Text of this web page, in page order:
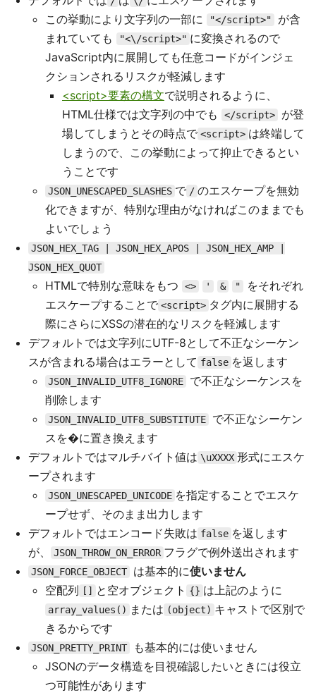
この挙動により文字列の一部に
"</script>"
が含
まれていても
"<\/script>" に変換されるので
JavaScript内に展開しても任意コードがインジェ
クションされるリスクが軽減します
<script>要素の構文で説明されるように、
HTML仕様では文字列の中でも
</script>
が登
場してしまうとその時点で <script> は終端して
しまうので、この挙動によって抑止できるとい
うことです
JSON_UNESCAPED_SLASHES で / のエスケープを無効
化できますが、特別な理由がなければこのままでも
よいでしょう
JSON_HEX_TAG | JSON_HEX_APOS | JSON_HEX_AMP |
JSON_HEX_QUOT
HTMLで特別な意味をもつ <> ' & "
をそれぞれ
エスケープすることで <script> タグ内に展開する
際にさらにXSSの潜在的なリスクを軽減します
デフォルトでは文字列にUTF-8として不正なシーケン
スが含まれる場合はエラーとして false を返します
JSON_INVALID_UTF8_IGNORE
で不正なシーケンスを
削除します
JSON_INVALID_UTF8_SUBSTITUTE
で不正なシーケン
スを�に置き換えます
デフォルトではマルチバイト値は \uXXXX 形式にエスケ
ープされます
JSON_UNESCAPED_UNICODE を指定することでエスケ
ープせず、そのまま出力します
デフォルトではエンコード失敗は false を返します
が、
JSON_THROW_ON_ERROR フラグで例外送出されます
JSON_FORCE_OBJECT は基本的に使いません
空配列 [] と空オブジェクト {} は上記のように
array_values() または (object) キャストで区別で
きるからです
JSON_PRETTY_PRINT
も基本的には使いません
JSONのデータ構造を目視確認したいときには役立
つ可能性があります